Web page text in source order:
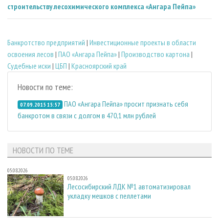
строительству лесохимического комплекса «Ангара Пейпа»
Банкротство предприятий | Инвестиционные проекты в области
освоения лесов | ПАО «Ангара Пейпа»| Производство картона |
Судебные иски | ЦБП | Красноярский край
Новости по теме:
07.09.2015 15:57 ПАО «Ангара Пейпа» просит признать себя
банкротом в связи с долгом в 470,1 млн рублей
НОВОСТИ ПО ТЕМЕ
05.08.2026
05.08.2026
Лесосибирский ЛДК №1 автоматизировал
укладку мешков с пеллетами